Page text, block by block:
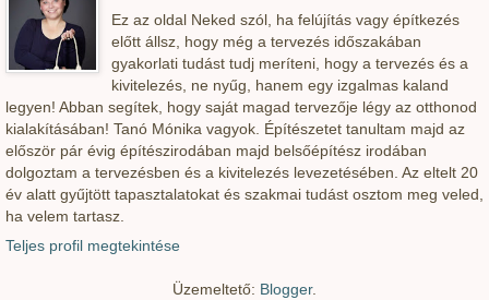
Ez az oldal Neked szól, ha felújítás vagy építkezés
előtt állsz, hogy még a tervezés időszakában
gyakorlati tudást tudj meríteni, hogy a tervezés és a
kivitelezés, ne nyűg, hanem egy izgalmas kaland
legyen! Abban segítek, hogy saját magad tervezője légy az otthonod
kialakításában! Tanó Mónika vagyok. Építészetet tanultam majd az
először pár évig építészirodában majd belsőépítész irodában
dolgoztam a tervezésben és a kivitelezés levezetésében. Az eltelt 20
év alatt gyűjtött tapasztalatokat és szakmai tudást osztom meg veled,
ha velem tartasz.
Teljes profil megtekintése
Üzemeltető: Blogger.